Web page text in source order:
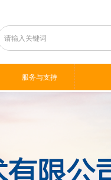
服务与支持
服务与支持